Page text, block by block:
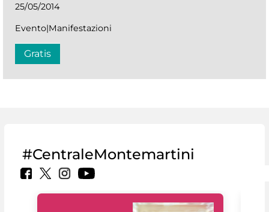
25/05/2014
Evento|Manifestazioni
Gratis
#CentraleMontemartini